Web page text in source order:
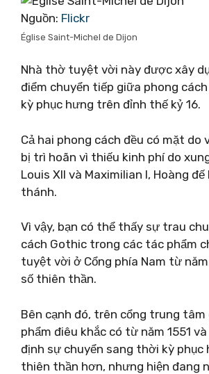
Nguồn: Flickr
Église Saint-Michel de Dijon
Nhà thờ tuyệt vời này được xây
điểm chuyển tiếp giữa phong
kỳ phục hưng trên đỉnh thế kỷ 16.
Cả hai phong cách đều có mặt do
bị trì hoãn vì thiếu kinh phí do
Louis XII và Maximilian I, Hoàng đế
thánh.
Vì vậy, bạn có thể thấy sự trau
cách Gothic trong các tác phẩm
tuyệt vời ở Cổng phía Nam từ
số thiên thần.
Bên cạnh đó, trên cổng trung
phẩm điêu khắc có từ năm 1551
định sự chuyển sang thời kỳ phục
thiên thần hơn, nhưng hiện đang